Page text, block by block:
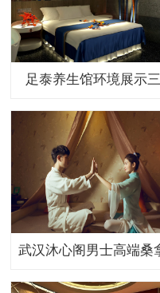
足泰养生馆环境展示三
武汉沐心阁男士高端桑